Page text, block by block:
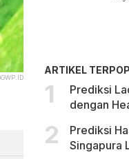
ARTIKEL
Prediksi
dengan
Prediksi
Singapura